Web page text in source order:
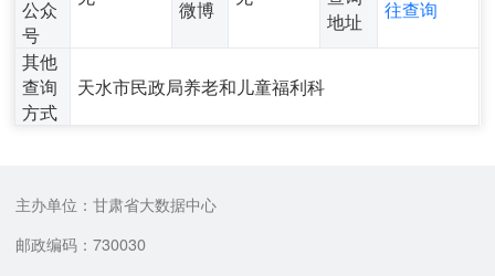
公众
号
微博
地址
往查询
其他
查询
方式
天水市民政局养老和儿童福利科
主办单位：甘肃省大数据中心
邮政编码：730030